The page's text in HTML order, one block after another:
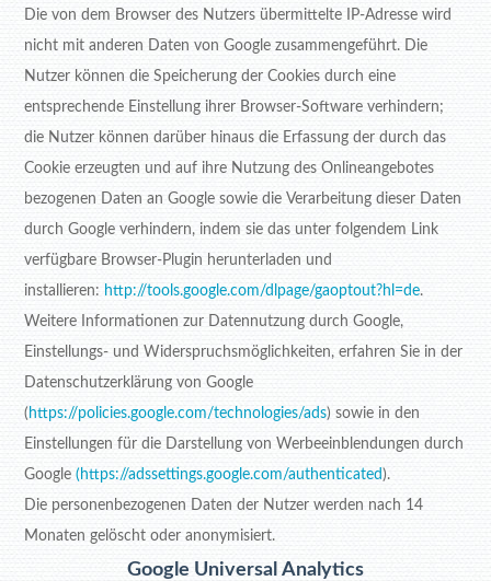
Die von dem Browser des Nutzers übermittelte IP-Adresse wird
nicht mit anderen Daten von Google zusammengeführt. Die
Nutzer können die Speicherung der Cookies durch eine
entsprechende Einstellung ihrer Browser-Software verhindern;
die Nutzer können darüber hinaus die Erfassung der durch das
Cookie erzeugten und auf ihre Nutzung des Onlineangebotes
bezogenen Daten an Google sowie die Verarbeitung dieser Daten
durch Google verhindern, indem sie das unter folgendem Link
verfügbare Browser-Plugin herunterladen und
installieren: http://tools.google.com/dlpage/gaoptout?hl=de.
Weitere Informationen zur Datennutzung durch Google,
Einstellungs- und Widerspruchsmöglichkeiten, erfahren Sie in der
Datenschutzerklärung von Google
( https://policies.google.com/technologies/ads) sowie in den
Einstellungen für die Darstellung von Werbeeinblendungen durch
Google(https://adssettings.google.com/authenticated).
Die personenbezogenen Daten der Nutzer werden nach 14
Monaten gelöscht oder anonymisiert.
Google Universal Analytics